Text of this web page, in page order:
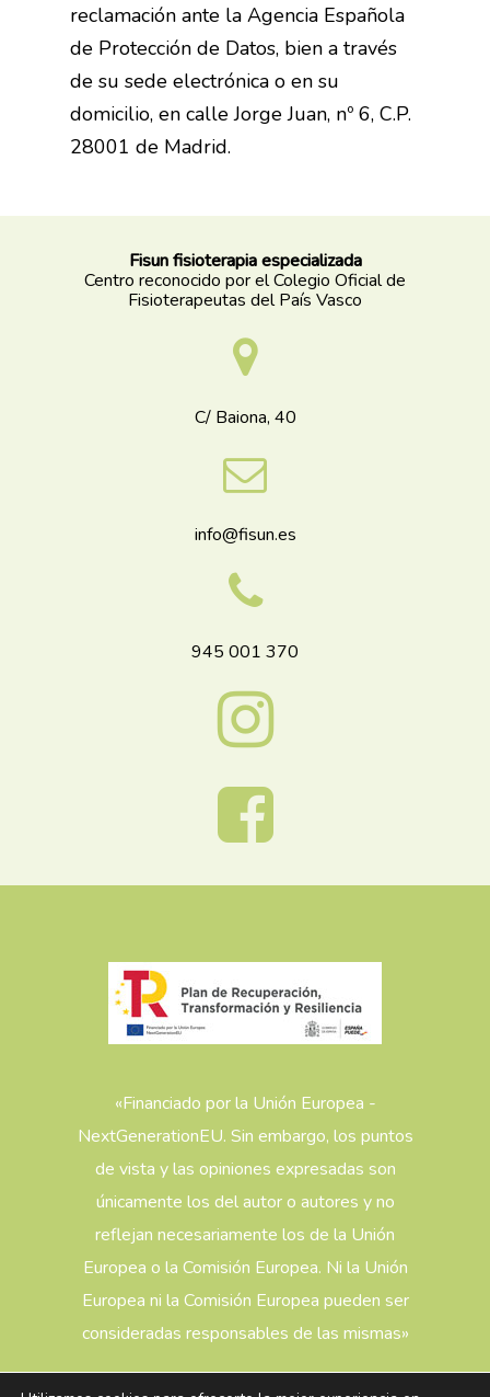
reclamación ante la Agencia Española
de Protección de Datos, bien a través
de su sede electrónica o en su
domicilio, en calle Jorge Juan, nº 6, C.P.
28001 de Madrid.
Fisun fisioterapia especializada
Centro reconocido por el Colegio Oficial de
Fisioterapeutas del País Vasco
C/ Baiona, 40
info@fisun.es
945 001 370
«Financiado por la Unión Europea -
NextGenerationEU. Sin embargo, los puntos
de vista y las opiniones expresadas son
únicamente los del autor o autores y no
reflejan necesariamente los de la Unión
Europea o la Comisión Europea. Ni la Unión
Europea ni la Comisión Europea pueden ser
consideradas responsables de las mismas»